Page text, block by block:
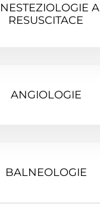
A
RESUSCITACE
ANGIOLOGIE‎
BALNEOLOGIE‎